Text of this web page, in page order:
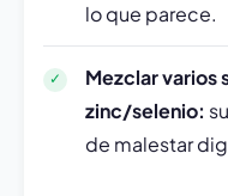
lo que parece.
Mezclar varios
zinc/selenio:
de malestar